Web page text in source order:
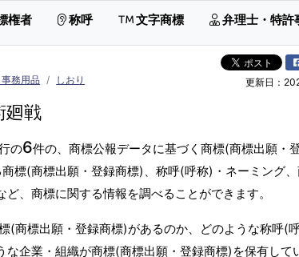
権者 称呼 文字商標 弁理士・特許
務用品 しおり 更新日：
廻戦
の6件の、商標公報データに基づく商標(商標出願・
標(商標出願・登録商標)、称呼(呼称)・ネーミング
、商標に関する情報を調べることができます。
(商標出願・登録商標)があるのか、どのような称呼(
企業・組織が商標(商標出願・登録商標)を保有して